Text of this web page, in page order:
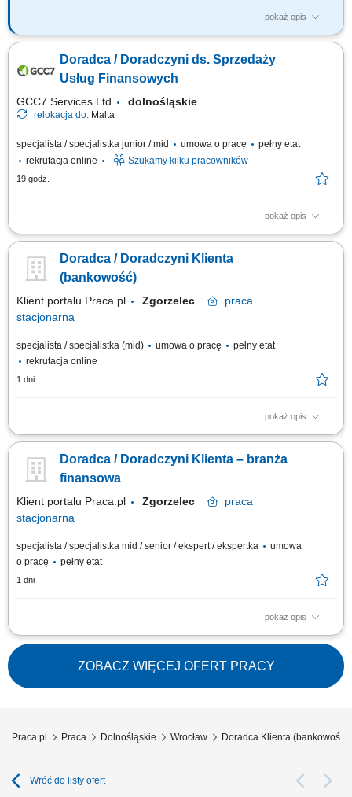
pokaż opis
Jakie będą Twoje zadania: Pozyskiwanie nowych klientów oraz
finansowych do potrzeb klientów. Wsparcie klientów w bankowości
codziennej, internetowej i mobilnej. Aktywna sprzedaż produktów
Doradca / Doradczyni ds. Sprzedaży
Usług Finansowych
GCC7 Services Ltd dolnośląskie
relokacja do: Malta
specjalista / specjalistka junior / mid umowa o pracę
pełny etat
rekrutacja online
Szukamy kilku pracowników
19 godz.
pokaż opis
Zakres obowiązków: Prowadzenie telefonicznych rozmów z klientami
szkoleń z zakresu edukacji finansowej. Budowanie relacji z klientami oraz
pozyskiwanie nowych kontaktów dla partnerów biznesowych. Realizacja
Doradca / Doradczyni Klienta
(bankowość)
Klient portalu Praca.pl Zgorzelec
praca
stacjonarna
specjalista / specjalistka (mid) umowa o pracę
pełny etat
rekrutacja online
1 dni
pokaż opis
obsługa klientów; utrzymywanie dobrych relacji z klientami; realizacja
firm;
Doradca / Doradczyni Klienta – branża
finansowa
Klient portalu Praca.pl Zgorzelec
praca
stacjonarna
specjalista / specjalistka mid / senior / ekspert / ekspertka
umowa
o pracę
pełny etat
1 dni
pokaż opis
Aktywne pozyskiwanie klientów i budowanie z nimi długofalowych relacji.
Diagnozowanie potrzeb klientów i dopasowywanie odpowiednich
rozwiązań finansowych. Sprzedaż produktów bankowych, w tym funduszy
inwestycyjnych. Operacyjna obsługa klientów indywidualnych i firm z
sektora MŚP....
ZOBACZ WIĘCEJ OFERT PRACY
Praca.pl Praca Dolnośląskie Wrocław Doradca Klienta (bankowość)
Wróć do listy ofert